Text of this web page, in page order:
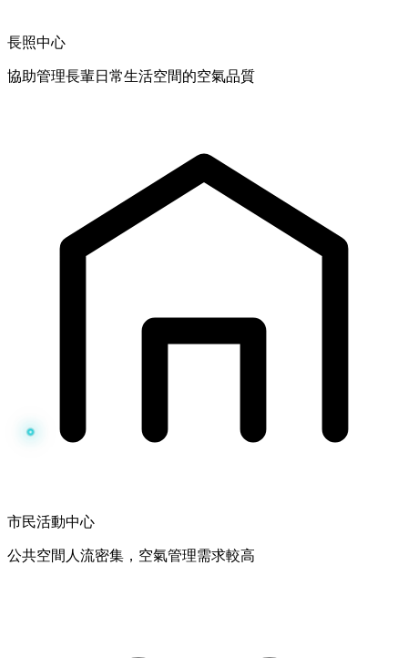
長照中心
協助管理長輩日常生活空間的空氣品質
市民活動中心
公共空間人流密集，空氣管理需求較高